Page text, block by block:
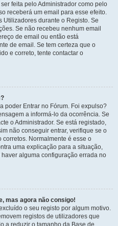
feita pelo Administrador como pelo
receberá um email para esse efeito.
Utilizadores durante o Registo. Se
Se não recebeu nenhum email
de email ou então está
de email. Se tem certeza que o
e correto, tente contactar o
poder Entrar no Fórum. Foi expulso?
a informá-lo da ocorrência. Se
o Administrador. Se está registado,
não conseguir entrar, verifique se o
Normalmente é esse o
uma explicação para a situação,
alguma configuração errada no
mas agora não consigo!
o seu registo por algum motivo.
registos de utilizadores que
a reduzir o tamanho da Base de